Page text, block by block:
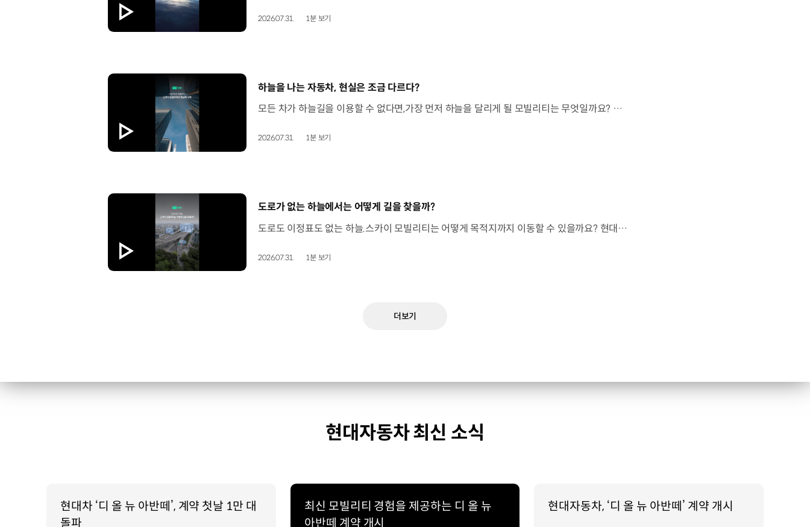
2026.07.31. 1분 보기
[동영상]
하늘을 나는 자동차, 현실은 조금 다르다?
모든 차가 하늘길을 이용할 수 없다면,가장 먼저 하늘을 달리게 될 모빌리티는 무엇일까요? 현대진행형 팟캐스트 EP.20에서 확인하세요.📻 #현대자동차그룹 #현대진행형 #모빌리티팟캐스트 #하늘길 #스카이모빌리티 #우주 #우주항공 #자율주행 #모빌리티
2026.07.31. 1분 보기
[동영상]
도로가 없는 하늘에서는 어떻게 길을 찾을까?
도로도 이정표도 없는 하늘.스카이 모빌리티는 어떻게 목적지까지 이동할 수 있을까요? 현대진행형 팟캐스트 EP.20에서 확인하세요.📻 #현대자동차그룹 #현대진행형 #모빌리티팟캐스트 #하늘길 #스카이모빌리티 #우주 #우주항공 #자율주행 #모빌리티
2026.07.31. 1분 보기
더보기
현대자동차 최신 소식
현대차 ‘디 올 뉴 아반떼’, 계약 첫날 1만 대
돌파
최신 모빌리티 경험을 제공하는 디 올 뉴
아반떼 계약 개시
현대자동차, ‘디 올 뉴 아반떼’ 계약 개시